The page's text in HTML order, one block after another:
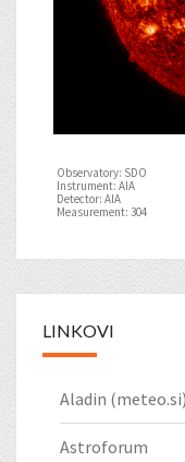
Observatory: SDO
Instrument: AIA
Detector: AIA
Measurement: 304
LINKOVI
Aladin (meteo.si)
Astroforum